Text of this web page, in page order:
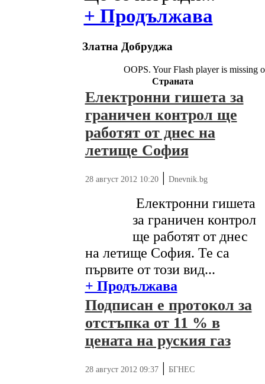
+ Продължава
Златна Добруджа
OOPS. Your Flash player is missing
Страната
Електронни гишета за
граничен контрол ще
работят от днес на
летище София
28 август 2012 10:20| Dnevnik.bg
Електронни гишета
за граничен контрол
ще работят от днес
на летище София. Те са
първите от този вид...
+ Продължава
Подписан е протокол за
отстъпка от 11 % в
цената на руския газ
28 август 2012 09:37| БГНЕС